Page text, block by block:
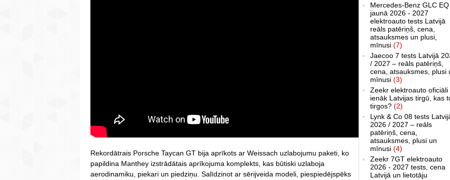
Rekordātrais Porsche Taycan GT bija aprīkots ar Weissach uzlabojumu paketi, ko
papildina Manthey izstrādātais aprīkojuma komplekts, kas būtiski uzlaboja
aerodinamiku, piekari un piedziņu. Salīdzinot ar sērijveida modeli, piespiedējspēks
Mercedes-Benz GLC EQ
jaunā 2026 - 2027
elektroauto tests Latvijā
reāls patēriņš, cena,
atsauksmes un plusi,
mīnusi (7)
Jaecoo 7 tests Latvijā
/ 2027 – reāls patēriņš,
cena, atsauksmes, plusi
mīnusi (3)
Zeekr elektroauto oficiāli
ienāk Latvijas tirgū, kas
tirgos? (2)
Lynk & Co 08 tests
2026 / 2027 – reāls
patēriņš, cena,
atsauksmes, plusi un
mīnusi (4)
Zeekr 7GT elektroauto
2026 - 2027 tests, cena
Latvijā un lietotāju